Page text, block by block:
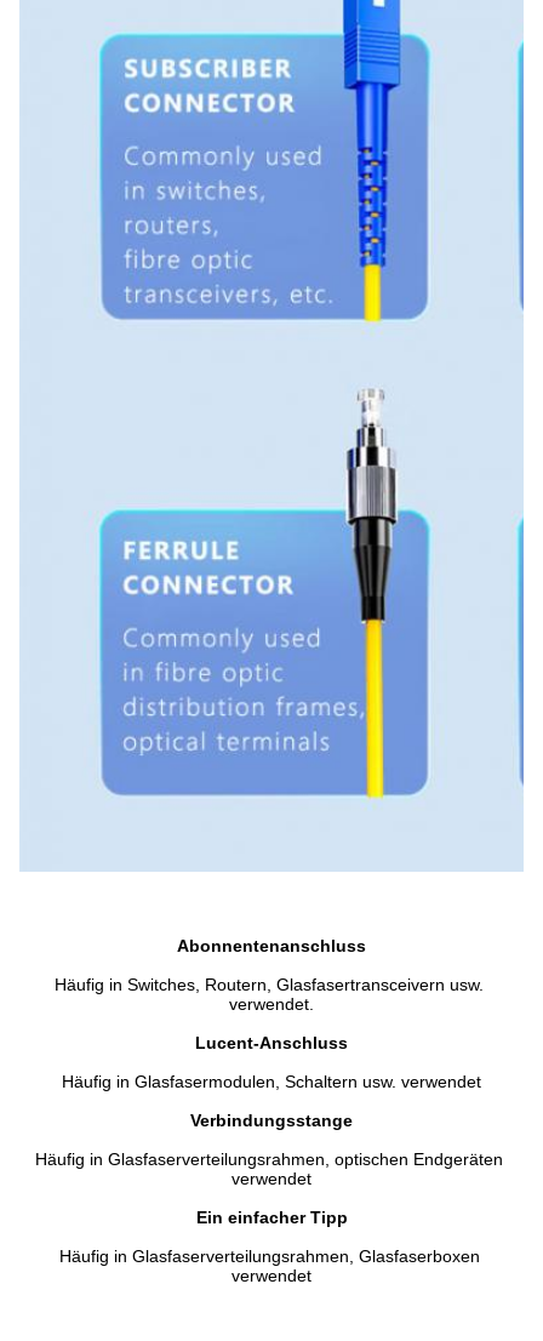
Abonnentenanschluss
Häufig in Switches, Routern, Glasfasertransceivern usw.
verwendet.
Lucent-Anschluss
Häufig in Glasfasermodulen, Schaltern usw. verwendet
Verbindungsstange
Häufig in Glasfaserverteilungsrahmen, optischen Endgeräten
verwendet
Ein einfacher Tipp
Häufig in Glasfaserverteilungsrahmen, Glasfaserboxen
verwendet